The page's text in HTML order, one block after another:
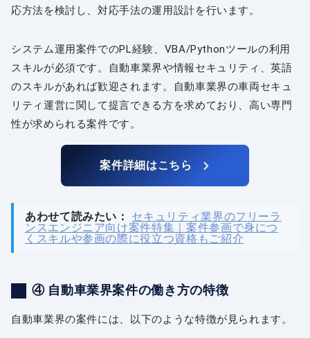
応方法を検討し、対応手法の運用設計を行います。
システム運用案件でのPL経験、VBA/Pythonツールの利用
スキルが必須です。自動車業界や情報セキュリティ、英語
のスキルがあれば歓迎されます。自動車業界の車両セキュ
リティ運営に関して提言できる方を求めており、高い専門
性が求められる案件です。
案件詳細はこちら
あわせて読みたい：
セキュリティ業界のフリーラ
ンスエンジニア向け案件特集｜案件参画で身につ
くスキルや参画の際に役立つ資格もご紹介
④ 自動車業界案件の働き方の特徴
自動車業界の案件には、以下のような特徴が見られます。